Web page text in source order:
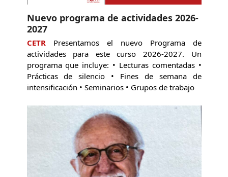
Nuevo programa de actividades 2026-
2027
CETRPresentamos el nuevo Programa de
actividades para este curso 2026-2027. Un
programa que incluye: • Lecturas comentadas •
Prácticas de silencio • Fines de semana de
intensificación • Seminarios • Grupos de trabajo